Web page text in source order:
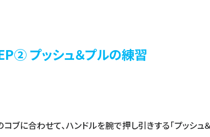
プッシュ＆プルの練習
コブに合わせて、ハンドルを腕で押し引きする「プッシ